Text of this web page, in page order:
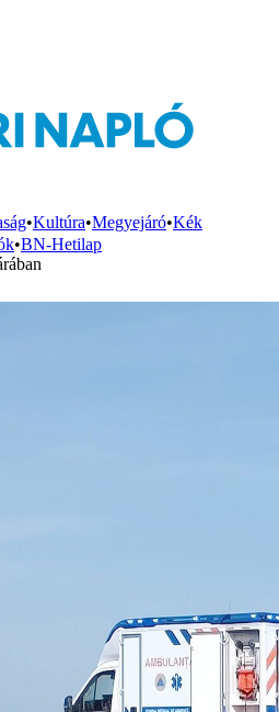
•Kultúra•Megyejáró•Kék
•BN-Hetilap